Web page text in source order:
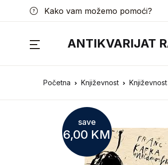
Kako vam možemo pomoći?
ANTIKVARIJAT
Početna Književnost
save
6,00 KM